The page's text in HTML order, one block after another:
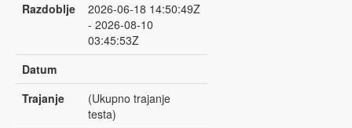
Razdoblje
2026-06-18 14:50:49Z
- 2026-08-10
03:45:53Z
Datum
Trajanje
(Ukupno trajanje
testa)